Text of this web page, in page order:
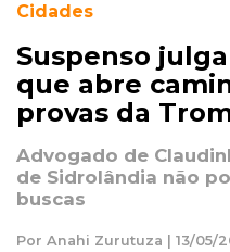
Cidades
Suspenso
que abre
provas da
Advogado de
de Sidrolândia não
buscas
Por Anahi Zurutuza | 13/05/